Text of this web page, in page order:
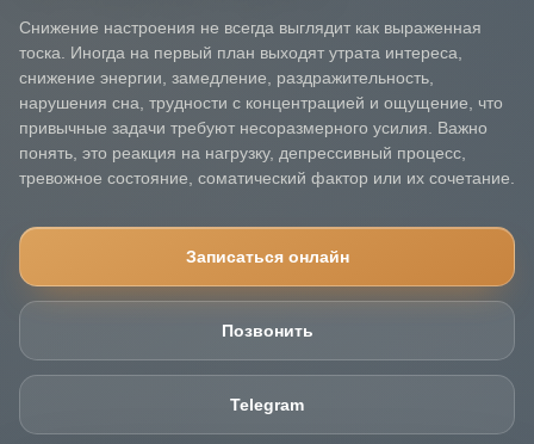
Снижение настроения не всегда выглядит как выраженная
тоска. Иногда на первый план выходят утрата интереса,
снижение энергии, замедление, раздражительность,
нарушения сна, трудности с концентрацией и ощущение, что
привычные задачи требуют несоразмерного усилия. Важно
понять, это реакция на нагрузку, депрессивный процесс,
тревожное состояние, соматический фактор или их сочетание.
Записаться онлайн
Позвонить
Telegram